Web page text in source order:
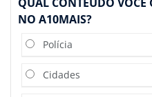
NO A10MAIS?
Polícia
Cidades